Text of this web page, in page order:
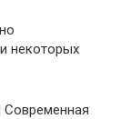
некоторых
Современная